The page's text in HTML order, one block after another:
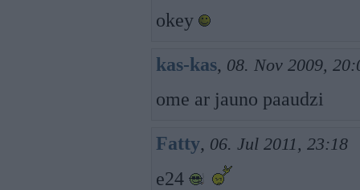
okey
kas-kas, 08. Nov 2009,
ome ar jauno paaudzi
Fatty, 06. Jul 2011, 23:18
e24